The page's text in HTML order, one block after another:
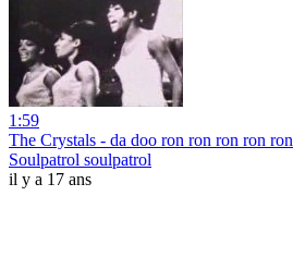
1:59
The Crystals - da doo ron ron ron ron ron
Soulpatrol soulpatrol
il y a 17 ans